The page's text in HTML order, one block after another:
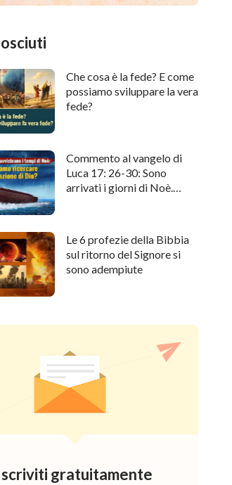
Che cosa è la fede? E come
possiamo sviluppare la vera
fede?
Commento al vangelo di
Luca 17: 26-30: Sono
arrivati i giorni di Noè.
Le 6 profezie della Bibbia
sul ritorno del Signore si
sono adempiute
gratuitamente